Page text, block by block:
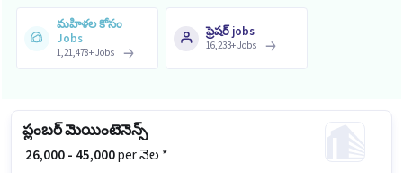
మహిళల కోసం
Jobs
1,21,478+Jobs
ఫ్రెషర్ jobs
16,233+Jobs
ప్లంబర్ మెయింటెనెన్స్
₹ 26,000 - 45,000per నెల *